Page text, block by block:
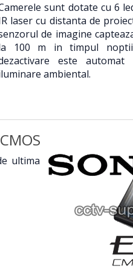
sunt dotate cu 6
laser cu distanta de
de imagine
100 m in timpul
este
ambiental.
ultima